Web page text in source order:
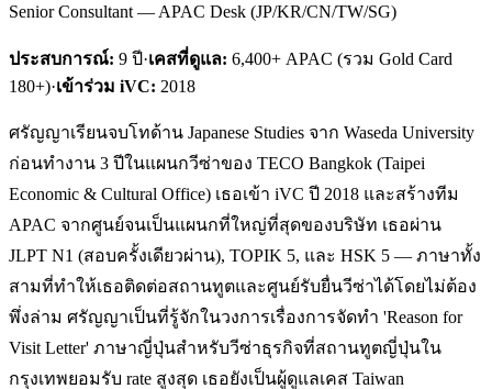
Senior Consultant — APAC Desk (JP/KR/CN/TW/SG)
ประสบการณ์: 9 ปี·เคสที่ดูแล: 6,400+ APAC (รวม Gold Card
180+)·เข้าร่วม iVC: 2018
ศรัญญาเรียนจบโทด้าน Japanese Studies จาก Waseda University
ก่อนทำงาน 3 ปีในแผนกวีซ่าของ TECO Bangkok (Taipei
Economic & Cultural Office) เธอเข้า iVC ปี 2018 และสร้างทีม
APAC จากศูนย์จนเป็นแผนกที่ใหญ่ที่สุดของบริษัท เธอผ่าน
JLPT N1 (สอบครั้งเดียวผ่าน), TOPIK 5, และ HSK 5 — ภาษาทั้ง
สามที่ทำให้เธอติดต่อสถานทูตและศูนย์รับยื่นวีซ่าได้โดยไม่ต้อง
พึ่งล่าม ศรัญญาเป็นที่รู้จักในวงการเรื่องการจัดทำ 'Reason for
Visit Letter' ภาษาญี่ปุ่นสำหรับวีซ่าธุรกิจที่สถานทูตญี่ปุ่นใน
กรุงเทพยอมรับ rate สูงสุด เธอยังเป็นผู้ดูแลเคส Taiwan